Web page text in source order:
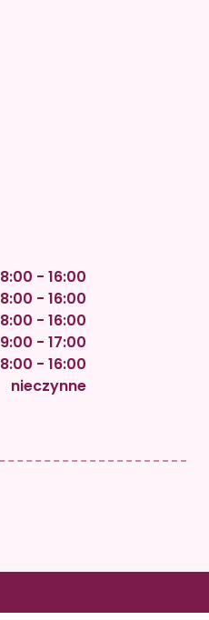
8:00 - 16:00
8:00 - 16:00
8:00 - 16:00
9:00 - 17:00
8:00 - 16:00
nieczynne